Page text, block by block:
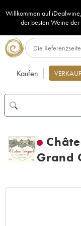
Willkommen auf iDealwine,
der besten Weine
Kaufen
Grand